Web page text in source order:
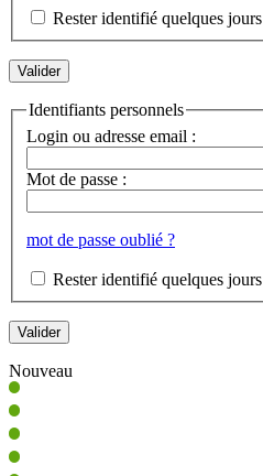
Rester identifié quelques jours
Identifiants personnels
Login ou adresse email :
Mot de passe :
mot de passe oublié ?
Rester identifié quelques jours
Nouveau